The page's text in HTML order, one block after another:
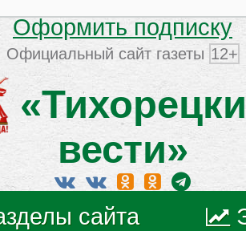
Оформить подписку
Официальный сайт газеты 12+
вести»
сайта